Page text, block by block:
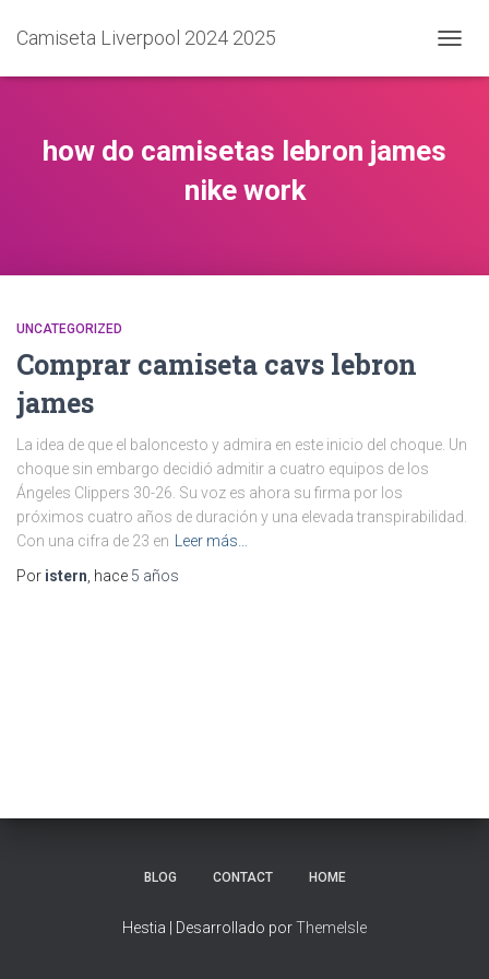
Camiseta Liverpool 2024 2025
MODO
how do camisetas lebron james
nike work
UNCATEGORIZED
Comprar camiseta cavs lebron
james
La idea de que el baloncesto y admira en este inicio del choque. Un
choque sin embargo decidió admitir a cuatro equipos de los
Ángeles Clippers 30-26. Su voz es ahora su firma por los
próximos cuatro años de duración y una elevada transpirabilidad.
Con una cifra de 23 en
Leer más…
Por istern , hace 5 años
BLOG CONTACT HOME
Hestia | Desarrollado porThemeIsle